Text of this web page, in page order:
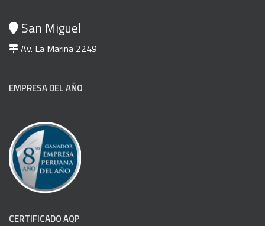
San Miguel
Av. La Marina 2249
EMPRESA DEL AÑO
CERTIFICADO AQP